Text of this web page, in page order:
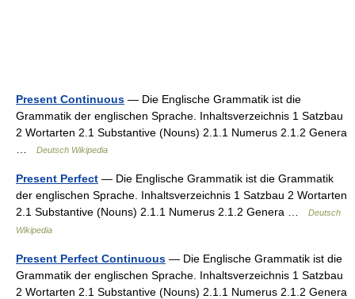
Present Continuous — Die Englische Grammatik ist die
Grammatik der englischen Sprache. Inhaltsverzeichnis 1 Satzbau
2 Wortarten 2.1 Substantive (Nouns) 2.1.1 Numerus 2.1.2 Genera
Deutsch Wikipedia
Present Perfect — Die Englische Grammatik ist die Grammatik
der englischen Sprache. Inhaltsverzeichnis 1 Satzbau 2 Wortarten
2.1 Substantive (Nouns) 2.1.1 Numerus 2.1.2 Genera …
Deutsch
Wikipedia
Present Perfect Continuous — Die Englische Grammatik ist die
Grammatik der englischen Sprache. Inhaltsverzeichnis 1 Satzbau
2 Wortarten 2.1 Substantive (Nouns) 2.1.1 Numerus 2.1.2 Genera